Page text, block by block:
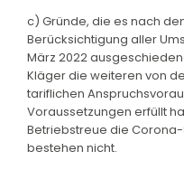
c) Gründe, die es nach
Berücksichtigung aller
März 2022
Kläger die weiteren von
tariflichen
Voraussetzungen erfüllt
Betriebstreue die
bestehen nicht.